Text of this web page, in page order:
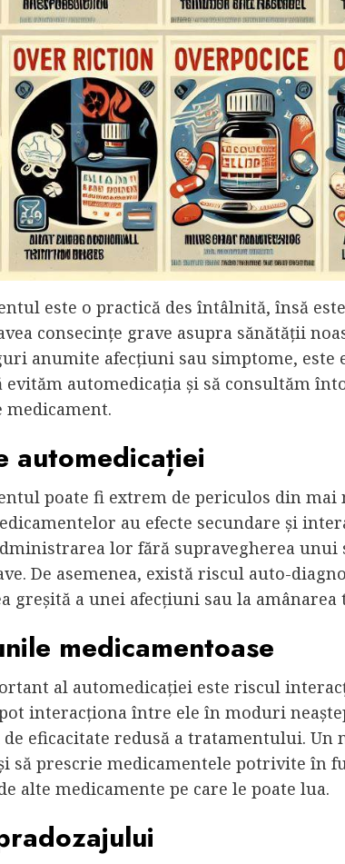
este o practică des întâlnită, însă
consecințe grave asupra sănătății
anumite afecțiuni sau simptome, este
evităm automedicația și să consultăm
medicament.
automedicației
poate fi extrem de periculos din
au efecte secundare și
lor fără supravegherea unui
De asemenea, există riscul auto-
greșită a unei afecțiuni sau la
medicamentoase
al automedicației este riscul
interacționa între ele în moduri
de eficacitate redusă a tratamentului. Un
să prescrie medicamentele potrivite în
alte medicamente pe care le poate lua.